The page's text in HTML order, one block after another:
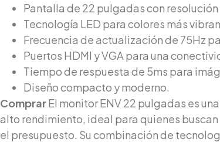
Pantalla de 22 pulgadas con resolución
Tecnología LED para colores más
Frecuencia de actualización de 75Hz
Puertos HDMI y VGA para una
Tiempo de respuesta de 5ms para
Diseño compacto y moderno.
ComprarEl monitor ENV 22 pulgadas es
alto rendimiento, ideal para quienes
el presupuesto. Su combinación de